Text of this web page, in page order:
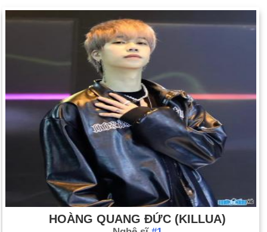
HOÀNG QUANG ĐỨC (KILLUA)